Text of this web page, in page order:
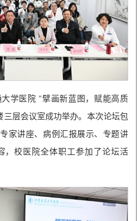
学医院 “擘画新蓝图，赋能高质
层会议室成功举办。本次论坛包
家讲座、病例汇报展示、专题讲
，校医院全体职工参加了论坛活